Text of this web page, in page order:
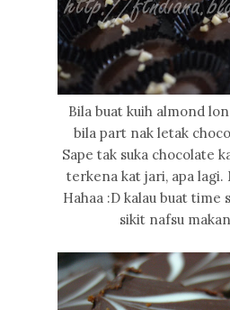
Bila buat kuih almond
bila part nak letak
Sape tak suka chocolate
terkena kat jari, apa lagi.
Hahaa :D kalau buat time
sikit nafsu